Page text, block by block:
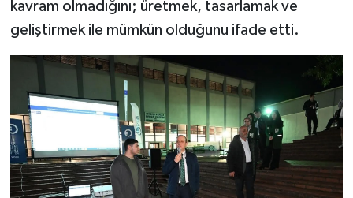
kavram olmadığını; üretmek, tasarlamak ve
geliştirmek ile mümkün olduğunu ifade etti.